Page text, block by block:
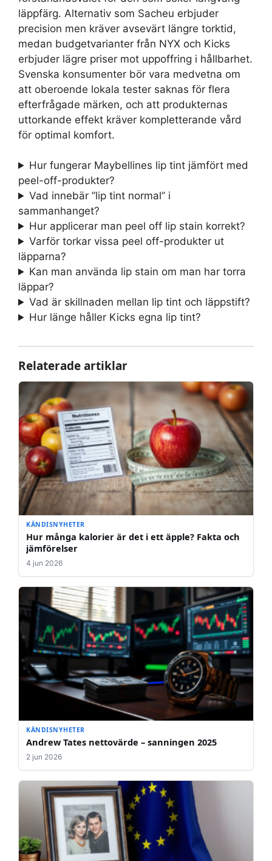
läppfärg. Alternativ som Sacheu erbjuder
precision men kräver avsevärt längre torktid,
medan budgetvarianter från NYX och Kicks
erbjuder lägre priser mot uppoffring i hållbarhet.
Svenska konsumenter bör vara medvetna om
att oberoende lokala tester saknas för flera
efterfrågade märken, och att produkternas
uttorkande effekt kräver kompletterande vård
för optimal komfort.
Hur fungerar Maybellines lip tint jämfört med
peel-off-produkter?
Vad innebär ”lip tint normal” i
sammanhanget?
Hur applicerar man peel off lip stain korrekt?
Varför torkar vissa peel off-produkter ut
läpparna?
Kan man använda lip stain om man har torra
läppar?
Vad är skillnaden mellan lip tint och läppstift?
Hur länge håller Kicks egna lip tint?
Relaterade artiklar
KÄNDISNYHETER
Hur många kalorier är det i ett äpple? Fakta och
jämförelser
4 jun 2026
KÄNDISNYHETER
Andrew Tates nettovärde – sanningen 2025
2 jun 2026